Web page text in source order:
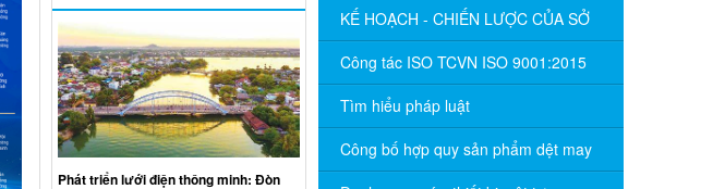
KẾ HOẠCH - CHIẾN LƯỢC CỦA SỞ
Công tác ISO TCVN ISO 9001:2015
Tìm hiểu pháp luật
Công bố hợp quy sản phẩm dệt may
Phát triển lưới điện thông minh: Đòn